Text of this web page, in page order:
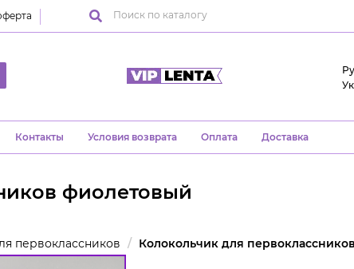
Контакты Условия возврата Оплата Доставка
фиолетовый
первоклассников Колокольчик для